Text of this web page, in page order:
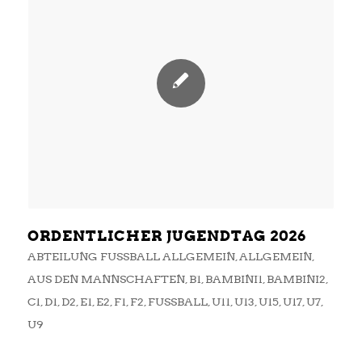
ORDENTLICHER JUGENDTAG 2026
ABTEILUNG FUSSBALL ALLGEMEIN , ALLGEMEIN,
AUS DEN MANNSCHAFTEN, B1 BAMBINI1 BAMBINI2
C1 D1 D2 E1 E2 F1 F2 FUSSBALL , U11 U13 U15, U17, U7,
U9